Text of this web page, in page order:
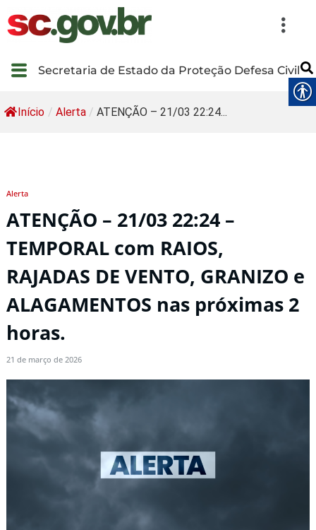
Secretaria de Estado da Proteção Defesa Civil
Início / Alerta / ATENÇÃO – 21/03 22:24...
Alerta
ATENÇÃO – 21/03 22:24 –
TEMPORAL com RAIOS,
RAJADAS DE VENTO, GRANIZO e
ALAGAMENTOS nas próximas 2
horas.
21 de março de 2026